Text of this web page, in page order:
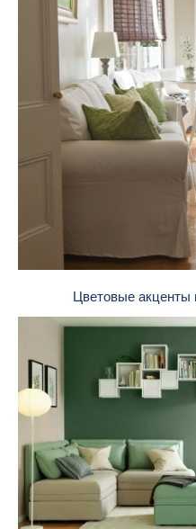
Цветовые акценты